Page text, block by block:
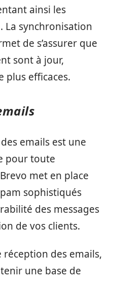
ainsi les
La synchronisation
de s’assurer que
sont à jour,
plus efficaces.
emails est une
pour toute
met en place
sophistiqués
des messages
de vos clients.
des emails,
une base de